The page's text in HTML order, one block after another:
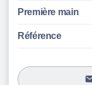
Première main
Référence